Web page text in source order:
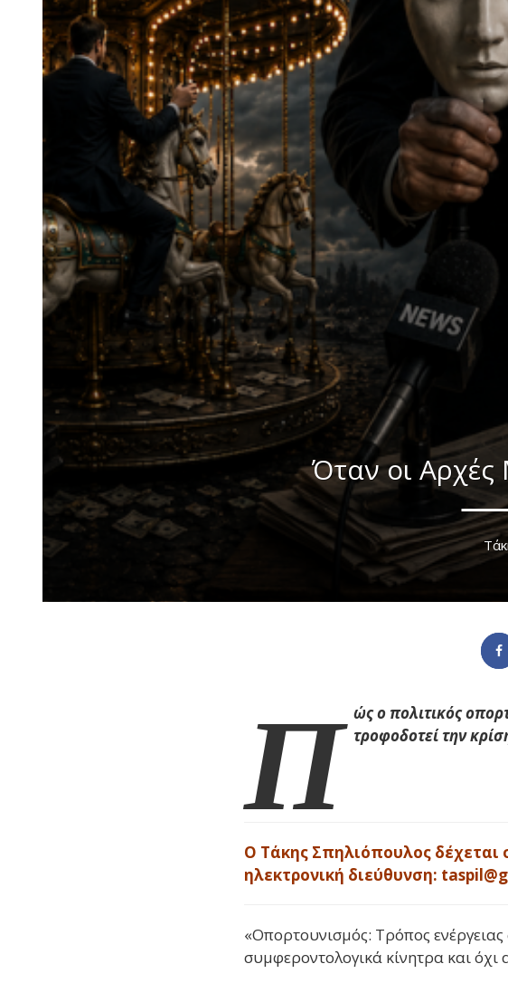
Όταν οι
Π ώς ο πολιτικός
τροφοδοτεί την
Ο Τάκης Σπηλιόπουλος δέχεται
ηλεκτρονική διεύθυνση:
«Οπορτουνισμός: Τρόπος
συμφεροντολογικά κίνητρα και